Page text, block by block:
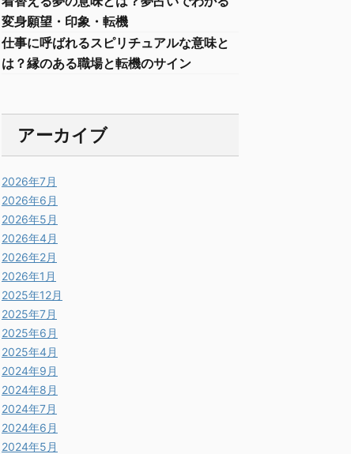
変身願望・印象・転機
仕事に呼ばれるスピリチュアルな意味と
は？縁のある職場と転機のサイン
アーカイブ
2026年7月
2026年6月
2026年5月
2026年4月
2026年2月
2026年1月
2025年12月
2025年7月
2025年6月
2025年4月
2024年9月
2024年8月
2024年7月
2024年6月
2024年5月